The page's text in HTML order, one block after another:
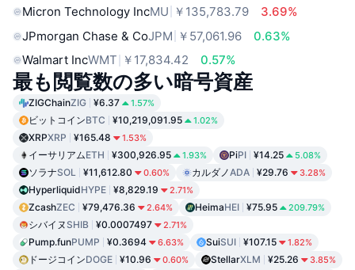
Micron Technology IncMU ￥135,783.79
3.69%
JPmorgan Chase & CoJPM ￥57,061.96
0.63%
Walmart IncWMT ￥17,834.42 0.57%
最も閲覧数の多い暗号資産
ZIGChainZIG ¥6.37 1.57%
ビットコインBTC ¥10,219,091.95 1.02%
XRPXRP ¥165.48 1.53%
イーサリアムETH ¥300,926.95 1.93% PiPI ¥14.25 5.08%
ソラナSOL ¥11,612.80 0.60% カルダノADA ¥29.76 3.28%
HyperliquidHYPE ¥8,829.19 2.71%
ZcashZEC ¥79,476.36 2.64% HeimaHEI ¥75.95 209.79%
シバイヌ SHIB ¥0.0007497 2.71%
Pump.funPUMP ¥0.3694 6.63% SuiSUI ¥107.15 1.82%
ドージコインDOGE ¥10.96 0.60% StellarXLM ¥25.26 3.85%